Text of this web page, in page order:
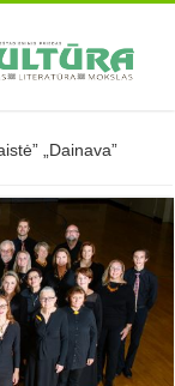
„Dainava”